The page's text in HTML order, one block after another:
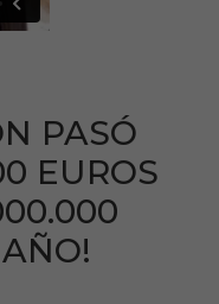
PASÓ
EUROS